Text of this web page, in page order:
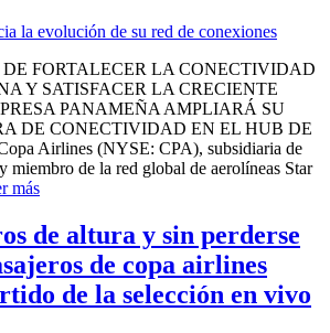
FORTALECER LA CONECTIVIDAD
Y SATISFACER LA CRECIENTE
PANAMEÑA AMPLIARÁ SU
DE CONECTIVIDAD EN EL HUB DE
Airlines (NYSE: CPA), subsidiaria de
miembro de la red global de aerolíneas Star
más
de altura y sin perderse
de copa airlines
de la selección en vivo